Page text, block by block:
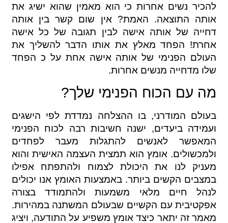
להכיר נשים אחרות כי הוא מאמין שהוא ישיג את
אותה התוצאה. האמת? אין שום קשר בין אותה
דחייה של אותה אישה לבין תגובה של כל אישה
אחרת! הפחד מאלץ את אותו הדבר להשליך את
העולם הפנימי של אותה אישה אחת על כ הפחד
שלו מדחייה מנשים אחרות.
מה עם הכוח הפנימי שלך?
בעולם המודרני, בו ההצלחה נמדדת לפי הישגים
ועמידה ביעדים, ישנה חשיבות רבה לכוח הפנימי
המאפשר לאנשים להתגלות מעבר לפחדים
ולמכשולים. אומץ הוא תמצית העצמה האישית והוא
מעניק לנו את היכולת לצמוח ולהתפתח אפילו
במצבים הקשים ביותר. באמצעות האומץ אנו יכולים
לנהל חיים מלאי משמעות ולהתמודד בצורה
אפקטיבית עם הקשיים שבעולם המשתנה במהירות.
מאמר זה יתאר כיצד אומץ משפיע על התודעה, ויציג